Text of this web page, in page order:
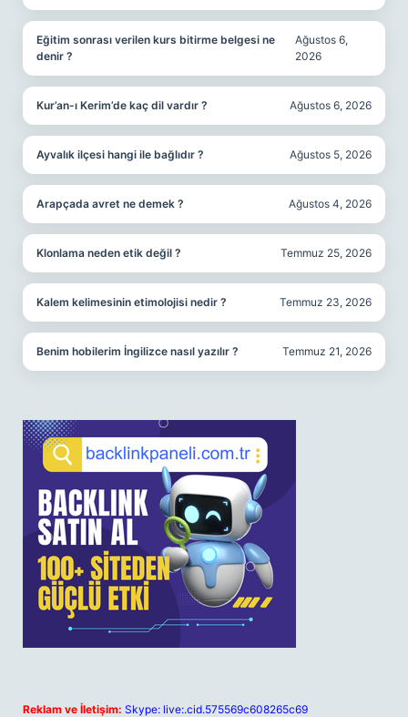
Eğitim sonrası verilen kurs bitirme belgesi ne
denir ?
Ağustos 6,
2026
Kur’an-ı Kerim’de kaç dil vardır ? Ağustos 6, 2026
Ayvalık ilçesi hangi ile bağlıdır ? Ağustos 5, 2026
Arapçada avret ne demek ? Ağustos 4, 2026
Klonlama neden etik değil ? Temmuz 25, 2026
Kalem kelimesinin etimolojisi nedir ? Temmuz 23, 2026
Benim hobilerim İngilizce nasıl yazılır ? Temmuz 21, 2026
Reklam ve İletişim: Skype: live:.cid.575569c608265c69